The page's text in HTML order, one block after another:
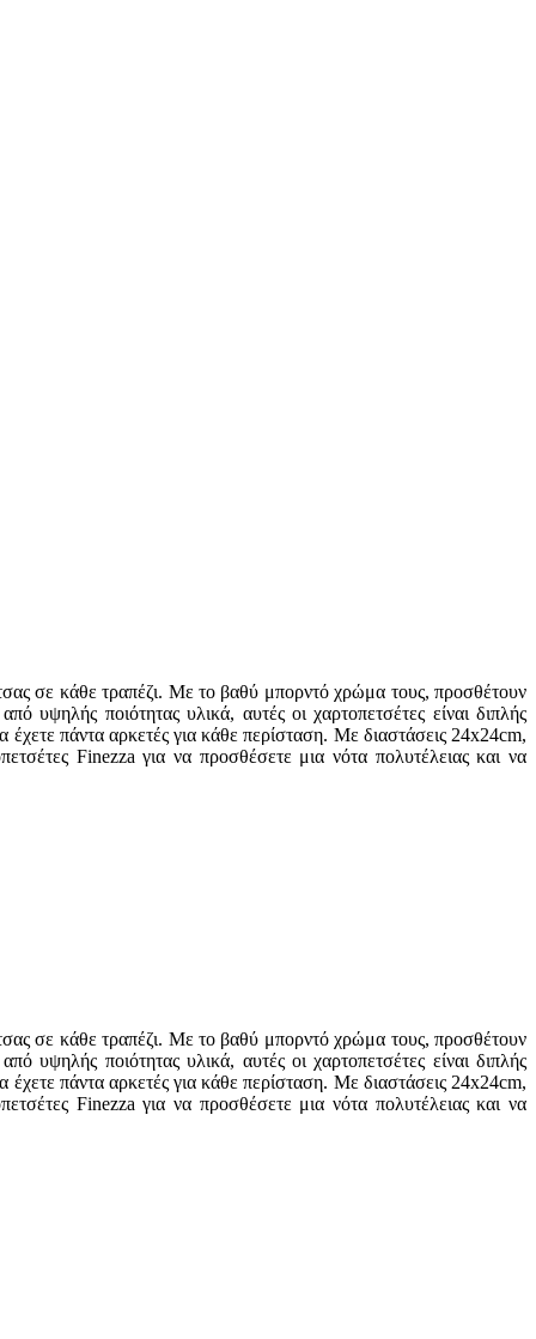
σε κάθε τραπέζι. Με το βαθύ μπορντό χρώμα τους, προσθέτουν
υψηλής ποιότητας υλικά, αυτές οι χαρτοπετσέτες είναι διπλής
έχετε πάντα αρκετές για κάθε περίσταση. Με διαστάσεις 24x24cm,
Finezza για να προσθέσετε μια νότα πολυτέλειας και να
σε κάθε τραπέζι. Με το βαθύ μπορντό χρώμα τους, προσθέτουν
υψηλής ποιότητας υλικά, αυτές οι χαρτοπετσέτες είναι διπλής
έχετε πάντα αρκετές για κάθε περίσταση. Με διαστάσεις 24x24cm,
Finezza για να προσθέσετε μια νότα πολυτέλειας και να